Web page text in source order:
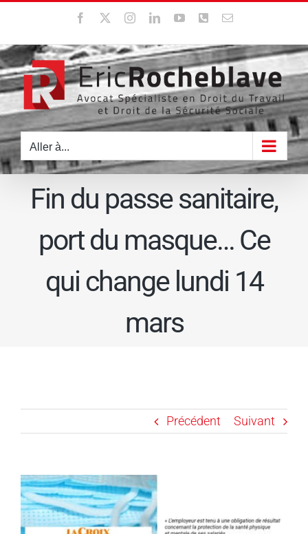
contenu
Facebook InstagramLinkedInYouTubeWhatsApp
Email
Aller à...
Fin du passe sanitaire,
port du masque… Ce
qui change lundi 14
mars
Précédent Suivant
Voir
l'image
agrandie